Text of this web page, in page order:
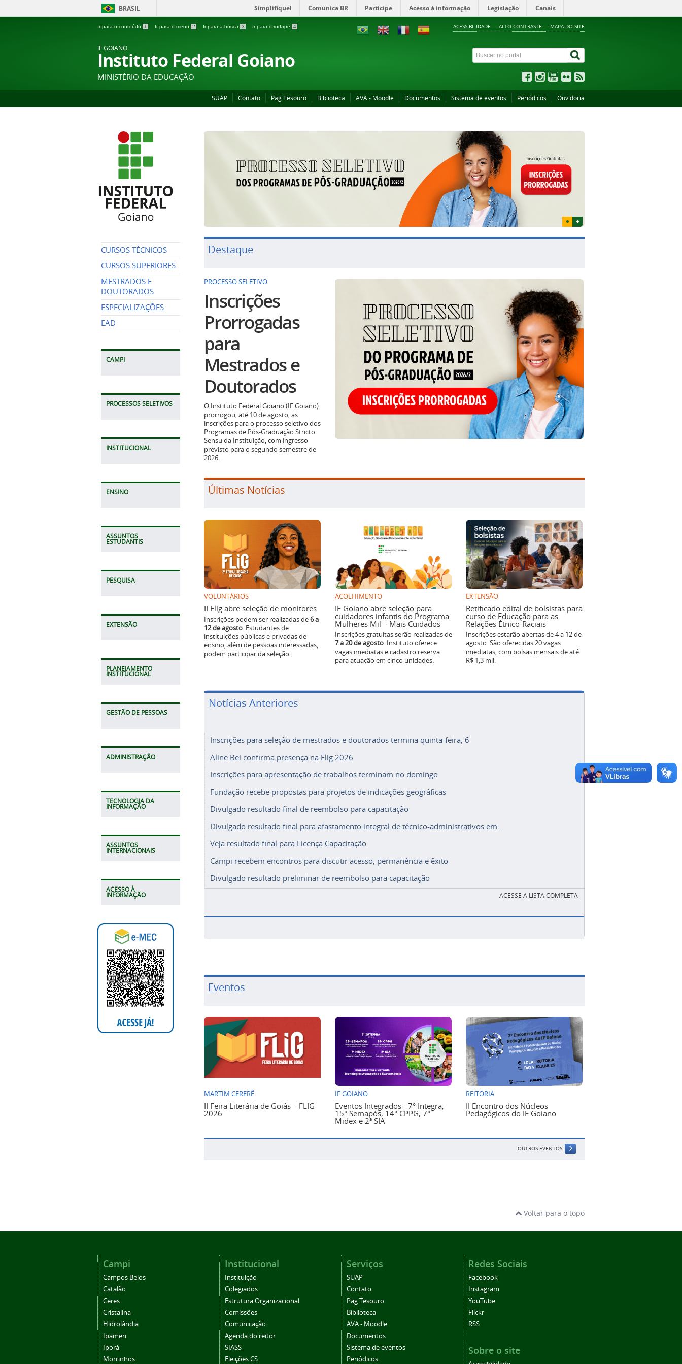
BRASIL Simplifique! Comunica BR Participe Acesso à informação Legislação Canais
Ir para o conteúdo 1 Ir para o menu 2 Ir para a busca 3 Ir para o rodapé 4 ACESSIBILIDADE ALTO CONTRASTE MAPA DO SITE
IF GOIANO
Instituto Federal Goiano
MINISTÉRIO DA EDUCAÇÃO
SUAP Contato Pag Tesouro Biblioteca AVA - Moodle Documentos Sistema de eventos Periódicos Ouvidoria
CURSOS TÉCNICOS
CURSOS SUPERIORES
MESTRADOS E
DOUTORADOS
ESPECIALIZAÇÕES
EAD
CAMPI
PROCESSOS SELETIVOS
INSTITUCIONAL
ENSINO
ASSUNTOS
ESTUDANTIS
PESQUISA
EXTENSÃO
PLANEJAMENTO
INSTITUCIONAL
GESTÃO DE PESSOAS
ADMINISTRAÇÃO
TECNOLOGIA DA
INFORMAÇÃO
ASSUNTOS
INTERNACIONAIS
ACESSO À
INFORMAÇÃO
Destaque
PROCESSO SELETIVO
Inscrições
Prorrogadas
para
Mestrados e
Doutorados
O Instituto Federal Goiano (IF Goiano)
prorrogou, até 10 de agosto, as
inscrições para o processo seletivo dos
Programas de Pós-Graduação Stricto
Sensu da Instituição, com ingresso
previsto para o segundo semestre de
2026.
Últimas Notícias
VOLUNTÁRIOS
II Flig abre seleção de monitores
Inscrições podem ser realizadas de6 a
12 de agosto. Estudantes de
instituições públicas e privadas de
ensino, além de pessoas interessadas,
podem participar da seleção.
ACOLHIMENTO
IF Goiano abre seleção para
cuidadores infantis do Programa
Mulheres Mil – Mais Cuidados
Inscrições gratuitas serão realizadas de
7 a 20 de agosto. Instituto oferece
vagas imediatas e cadastro reserva
para atuação em cinco unidades.
EXTENSÃO
Retificado edital de bolsistas para
curso de Educação para as
Relações Étnico-Raciais
Inscrições estarão abertas de 4 a 12 de
agosto. São oferecidas 20 vagas
imediatas, com bolsas mensais de até
R$ 1,3 mil.
Notícias Anteriores
Inscrições para seleção de mestrados e doutorados termina quinta-feira, 6
Aline Bei confirma presença na Flig 2026
Inscrições para apresentação de trabalhos terminam no domingo
Fundação recebe propostas para projetos de indicações geográficas
Divulgado resultado final de reembolso para capacitação
Divulgado resultado final para afastamento integral de técnico-administrativos em...
Veja resultado final para Licença Capacitação
Campi recebem encontros para discutir acesso, permanência e êxito
Divulgado resultado preliminar de reembolso para capacitação
ACESSE A LISTA COMPLETA
Eventos
MARTIM CERERÊ
II Feira Literária de Goiás – FLIG
2026
IF GOIANO
Eventos Integrados - 7° Integra,
15° Semapós, 14° CPPG, 7°
Midex e 2ª SIA
REITORIA
II Encontro dos Núcleos
Pedagógicos do IF Goiano
OUTROS EVENTOS
Voltar para o topo
Campi
Campos Belos
Catalão
Ceres
Cristalina
Hidrolândia
Ipameri
Iporá
Morrinhos
Institucional
Instituição
Colegiados
Estrutura Organizacional
Comissões
Comunicação
Agenda do reitor
SIASS
Eleições CS
Serviços
SUAP
Contato
Pag Tesouro
Biblioteca
AVA - Moodle
Documentos
Sistema de eventos
Periódicos
Redes Sociais
Facebook
Instagram
YouTube
Flickr
RSS
Sobre o site